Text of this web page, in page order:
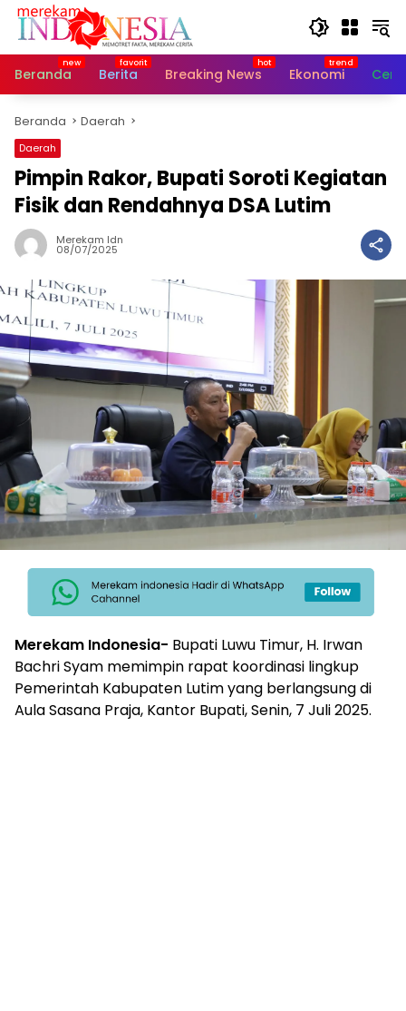
Langsung
Beranda
Berita Breaking News Ekonomi
Beranda Daerah
Daerah
Pimpin Rakor, Bupati Soroti Kegiatan
Fisik dan Rendahnya DSA Lutim
Merekam Idn
08/07/2025
Merekam Indonesia- Bupati Luwu Timur, H. Irwan
Bachri Syam memimpin rapat koordinasi lingkup
Pemerintah Kabupaten Lutim yang berlangsung di
Aula Sasana Praja, Kantor Bupati, Senin, 7 Juli 2025.